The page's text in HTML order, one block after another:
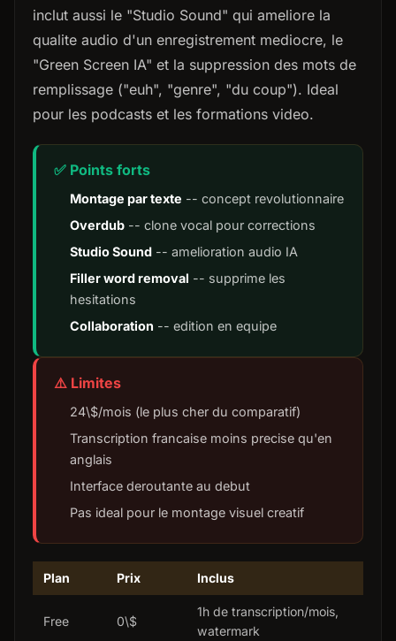
inclut aussi le "Studio Sound" qui ameliore la
qualite audio d'un enregistrement mediocre, le
"Green Screen IA" et la suppression des mots de
remplissage ("euh", "genre", "du coup"). Ideal
pour les podcasts et les formations video.
✅ Points forts
Montage par texte -- concept revolutionnaire
Overdub -- clone vocal pour corrections
Studio Sound -- amelioration audio IA
Filler word removal -- supprime les
hesitations
Collaboration -- edition en equipe
⚠️ Limites
24\$/mois (le plus cher du comparatif)
Transcription francaise moins precise qu'en
anglais
Interface deroutante au debut
Pas ideal pour le montage visuel creatif
Plan Prix Inclus
Free 0\$
1h de transcription/mois,
watermark